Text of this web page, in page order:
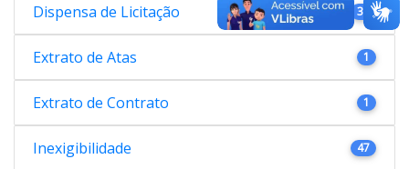
Dispensa de Licitação 38
Extrato de Atas 1
Extrato de Contrato 1
Inexigibilidade 47